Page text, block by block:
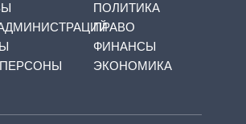
ПОЛИТИКА
ПРАВО
ФИНАНСЫ
ЭКОНОМИКА